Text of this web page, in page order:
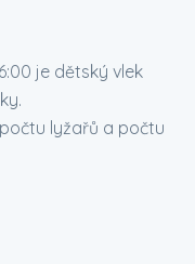
je dětský vlek
lyžařů a počtu